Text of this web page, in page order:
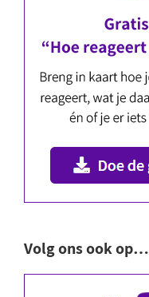
Volg ons ook op…